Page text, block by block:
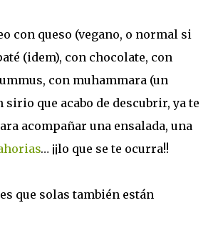
con queso (vegano, o normal si
(idem), con chocolate, con
con muhammara (un
sirio que acabo de descubrir, ya te
acompañar una ensalada, una
… ¡¡lo que se te ocurra!!
es que solas también están